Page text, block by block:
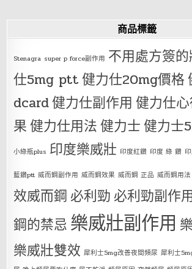
商品標籤
Stenagra super p force副作用 不用處方簽
仕5mg ptt健力仕20mg價格
dcard健力仕副作用 健力仕
果健力仕用法健力士健力士
小綠瓶plus 印度樂威壯 印度紅鑽 印度 綠 鑽
藍鑽ptt 威而鋼副作用 威而鋼效果 威而鋼 正品 威而鋼用法
效威而鋼 必利勁 必利勁副作
鋼的禁忌 樂威壯副作用
樂威壯雙效 犀利士5mg改善夜間頻尿 犀利士